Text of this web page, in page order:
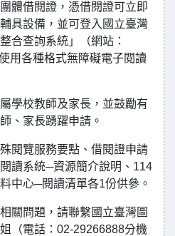
體借閱證，憑借閱證可立即
具設備，並可登入國立臺灣
合查詢系統」（網站：
用各種格式無障礙電子閱讀
學校教師及家長，並鼓勵有
、家長踴躍申請。
閱覽服務要點、借閱證申請
讀系統─資源簡介說明、114
中心─閱讀清單各1份供參。
關問題，請聯繫國立臺灣圖
（電話：02-29266888分機